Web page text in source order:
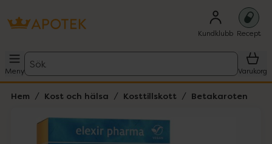
Kundklubb Recept
Meny
Sök
Varukorg
Hem Kost och hälsa Kosttillskott Betakaroten
Lista: . Innehåller 1 objekt.
Hoppa över Lista